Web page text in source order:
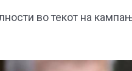
во текот на